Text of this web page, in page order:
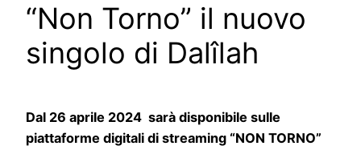
“Non Torno” il nuovo
singolo di Dalîlah
Dal 26 aprile 2024 sarà disponibile sulle
piattaforme digitali di streaming “NON TORNO”